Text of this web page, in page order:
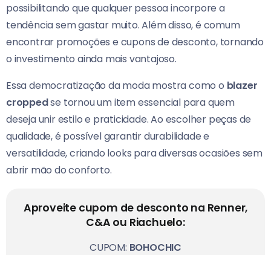
possibilitando que qualquer pessoa incorpore a
tendência sem gastar muito. Além disso, é comum
encontrar promoções e cupons de desconto, tornando
o investimento ainda mais vantajoso.
Essa democratização da moda mostra como o blazer
croppedse tornou um item essencial para quem
deseja unir estilo e praticidade. Ao escolher peças de
qualidade, é possível garantir durabilidade e
versatilidade, criando looks para diversas ocasiões sem
abrir mão do conforto.
Aproveite cupom de desconto na Renner,
C&A ou Riachuelo:
CUPOM: BOHOCHIC